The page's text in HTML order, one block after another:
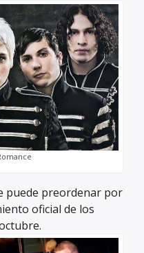
puede preordenar por
oficial de los